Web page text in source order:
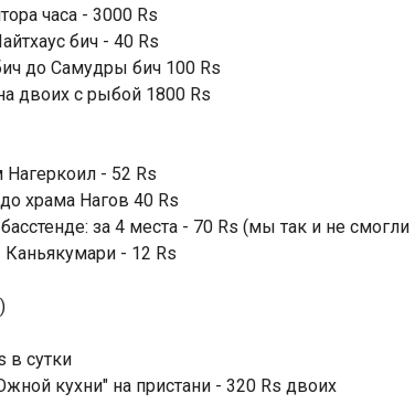
часа - 3000 Rs
бич - 40 Rs
до Самудры бич 100 Rs
двоих с рыбой 1800 Rs
Нагеркоил - 52 Rs
храма Нагов 40 Rs
за 4 места - 70 Rs (мы так и не
Каньякумари - 12 Rs
в сутки
кухни" на пристани - 320 Rs двоих